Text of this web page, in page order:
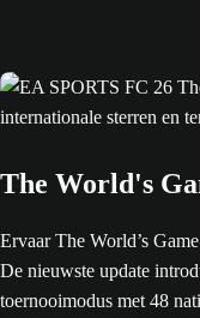
The World's
Ervaar The World’s
De nieuwste update
toernooimodus met 48